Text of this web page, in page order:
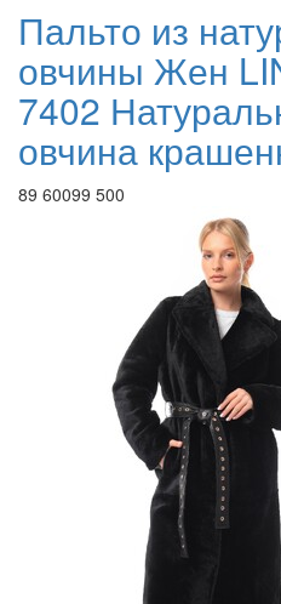
Пальто из
овчины Жен
7402
овчина
89 60099 500